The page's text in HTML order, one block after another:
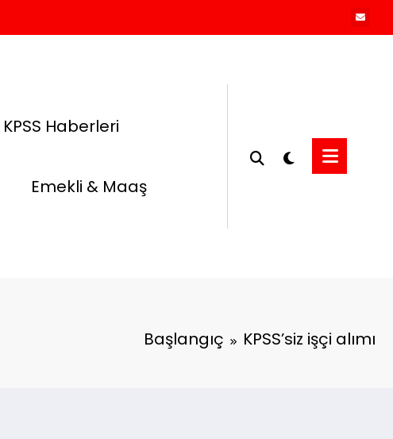
KPSS Haberleri
Emekli & Maaş
Başlangıç KPSS’siz işçi alımı